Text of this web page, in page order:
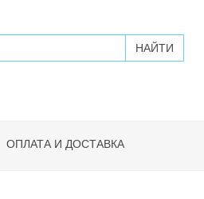
ОПЛАТА И ДОСТАВКА